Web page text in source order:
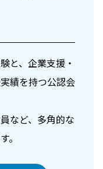
と、企業支援・
績を持つ公認会
など、多角的な
。